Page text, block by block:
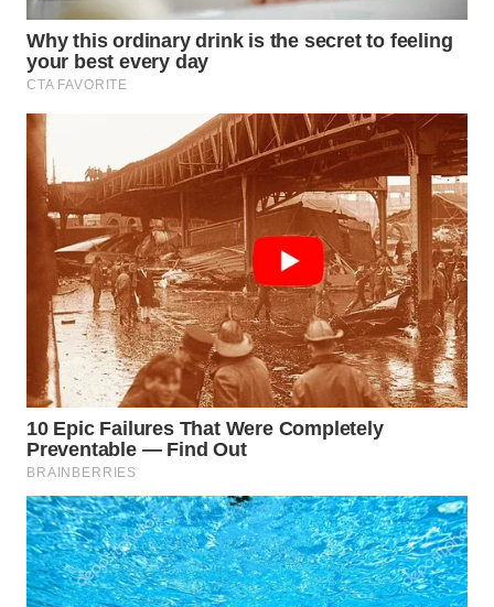
WN
TAPANULI
UTARA
SAMOSIR
WN
PADANG
LAWAS
WN
SUMEDANG
WN
CIANJUR
WN
KEPULAUAN
SERIBU
WN
TANGERANG